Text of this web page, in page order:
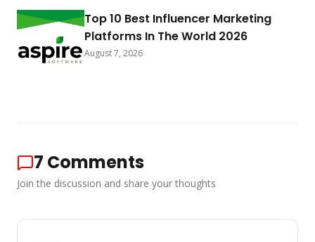
Top 10 Best Influencer Marketing
Platforms In The World 2026
August 7, 2026
7 Comments
Join the discussion and share your thoughts